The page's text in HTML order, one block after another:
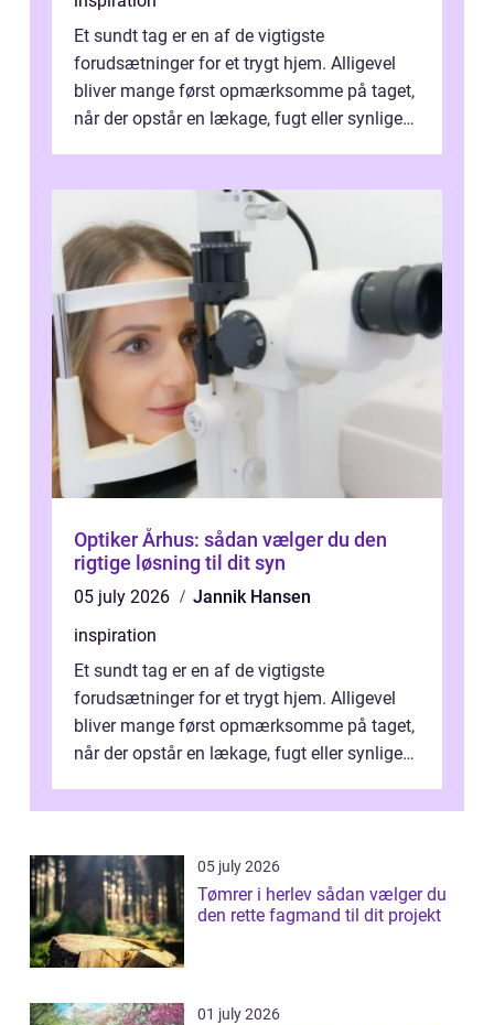
Et sundt tag er en af de vigtigste
forudsætninger for et trygt hjem. Alligevel
bliver mange først opmærksomme på taget,
når der opstår en lækage, fugt eller synlige
Optiker Århus: sådan vælger du den
rigtige løsning til dit syn
05 july 2026
Jannik Hansen
inspiration
Et sundt tag er en af de vigtigste
forudsætninger for et trygt hjem. Alligevel
bliver mange først opmærksomme på taget,
når der opstår en lækage, fugt eller synlige
05 july 2026
Tømrer i herlev sådan vælger du
den rette fagmand til dit projekt
01 july 2026